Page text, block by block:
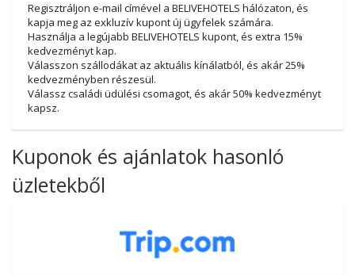
Regisztráljon e-mail címével a BELIVEHOTELS hálózaton, és
kapja meg az exkluzív kupont új ügyfelek számára.
Használja a legújabb BELIVEHOTELS kupont, és extra 15%
kedvezményt kap.
Válasszon szállodákat az aktuális kínálatból, és akár 25%
kedvezményben részesül.
Válassz családi üdülési csomagot, és akár 50% kedvezményt
kapsz.
Kuponok és ajánlatok hasonló
üzletekből